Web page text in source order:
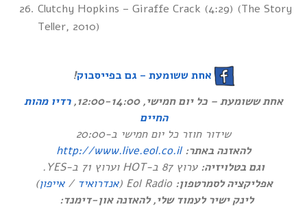
Clutchy Hopkins – Giraffe Crack (4:29) (The Story
Teller, 2010)
אחת ששומעת – גם בפייסבוק!
אחת ששומעת – כל יום חמישי, 12:00-14:00,
רדיו מהות
החיים
שידור חוזר כל יום חמישי ב-20:00
להאזנה באתר: http://www.live.eol.co.il
וגם בטלויזיה: ערוץ 87 ב-HOT וערוץ 71 ב-YES.
אפליקציה לסמרטפון: Eol Radio ( אנדרואיד /אייפון)
לינק ישיר לעמוד שלי, להאזנה און-דימנד: